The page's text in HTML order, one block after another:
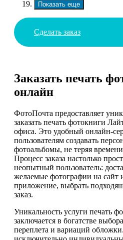
Показать еще
Сделать заказ
Заказать печать
онлайн
ФотоПочта предоставляет
заказать печать фотокниги
офиса. Это удобный онлайн-
пользователям создавать
фотоальбомы, не теряя
Процесс заказа настолько
неопытный пользователь:
желаемые фотографии на сайт
приложение, выбрать
заказ.
Уникальность услуги печать
заключается в богатстве
переплета и вариаций